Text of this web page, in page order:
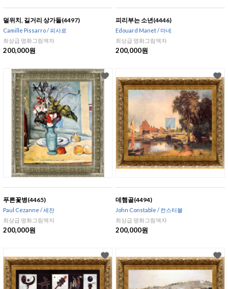
덜위치, 길거리 상가들(4497)
Camille Pissarro / 피사로
최상급 명화그림액자
200,000원
피리부는 소년(4446)
Edouard Manet / 마네
최상급 명화그림액자
200,000원
푸른꽃병(4465)
Paul Cezanne / 세잔
최상급 명화그림액자
200,000원
데햄골(4494)
John Constable / 컨스터블
최상급 명화그림액자
200,000원